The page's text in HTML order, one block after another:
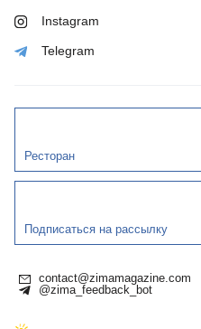
Instagram
Telegram
Ресторан
Подписаться на рассылку
contact@zimamagazine.com
@zima_feedback_bot